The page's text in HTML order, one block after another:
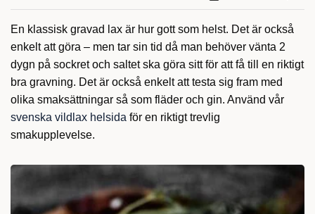
En klassisk gravad lax är hur gott som helst. Det är också
enkelt att göra – men tar sin tid då man behöver vänta 2
dygn på sockret och saltet ska göra sitt för att få till en riktigt
bra gravning. Det är också enkelt att testa sig fram med
olika smaksättningar så som fläder och gin. Använd vår
svenska vildlax helsida för en riktigt trevlig
smakupplevelse.